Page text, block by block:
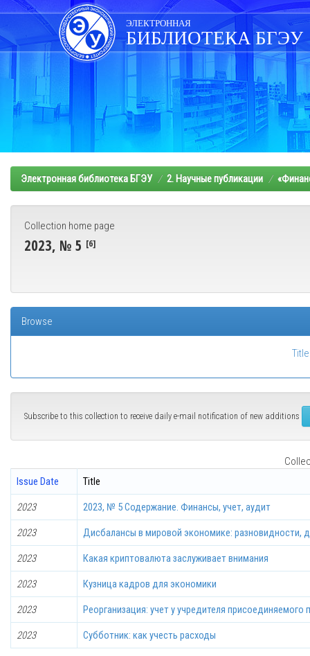
Skip
navigation
ЭЛЕКТРОННАЯ
БИБЛИОТЕКА БГЭУ
Электронная библиотека БГЭУ 2. Научные публикации
Collection home page
2023, № 5 [6]
Browse
Title
Subscribe to this collection to receive daily e-mail notification of new additions
Issue Date
Title
2023 2023, № 5 Содержание. Финансы, учет, аудит
2023 Дисбалансы в мировой экономике: разновидности,
2023 Какая криптовалюта заслуживает внимания
2023 Кузница кадров для экономики
2023 Реорганизация: учет у учредителя присоединяемого
2023 Субботник: как учесть расходы